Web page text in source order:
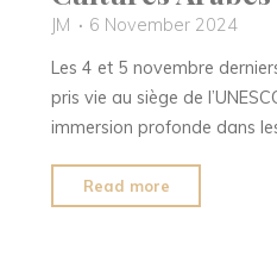
JM
6 November 2024
Les 4 et 5 novembre
pris vie au siège de
immersion profonde dans
Read more
semaine